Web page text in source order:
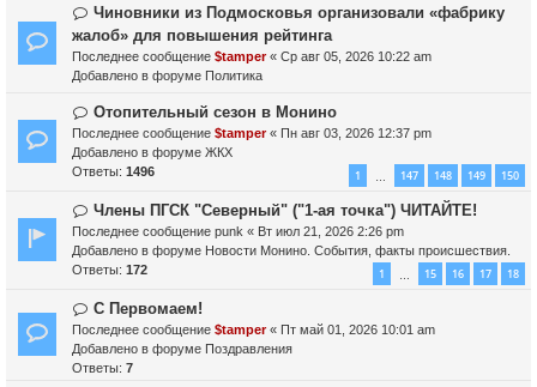
Н
с
е
и
е
Чиновники из Подмосковья организовали «фабрику
жалоб» для повышения рейтинга
Последнее сообщение $tamper« Ср авг 05, 2026 10:22 am
Добавлено в форуме Политика
Н
о
в
о
с
о
е
и
е
Отопительный сезон в Монино
Последнее сообщение $tamper« Пн авг 03, 2026 12:37 pm
Добавлено в форуме ЖКХ
Ответы: 1496 1 147 148 149 150
Н
о
в
о
с
о
Члены ПГСК "Северный" ("1-ая точка") ЧИТАЙТЕ!
Последнее сообщение punk « Вт июл 21, 2026 2:26 pm
Добавлено в форуме Новости Монино. События, факты происшествия.
Ответы: 172 1 15 16 17 18
Н
о
в
о
С Первомаем!
Последнее сообщение $tamper« Пт май 01, 2026 10:01 am
Добавлено в форуме Поздравления
Ответы: 7